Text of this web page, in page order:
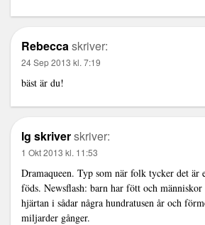
Rebeccaskriver:
24 Sep 2013 kl. 7:19
bäst är du!
lg skriverskriver:
1 Okt 2013 kl. 11:53
Dramaqueen. Typ som när folk tycker det är
föds. Newsflash: barn har fött och
hjärtan i sådar några hundratusen år och
miljarder gånger.